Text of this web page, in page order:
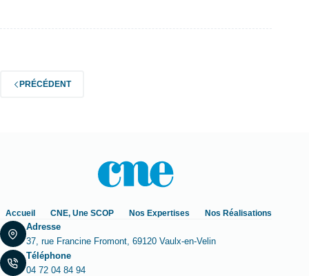
PRÉCÉDENT
Accueil CNE, Une SCOP Nos Expertises Nos Réalisations
Adresse
37, rue Francine Fromont, 69120 Vaulx-en-Velin
Téléphone
04 72 04 84 94